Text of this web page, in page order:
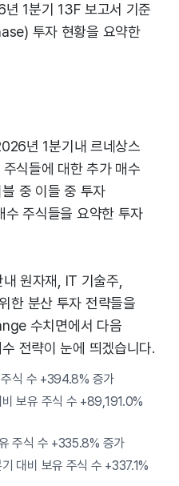
1분기 13F 보고서 기준
투자 현황을 요약한
년 1분기내 르네상스
식들에 대한 추가 매수
중 이들 중 투자
주식들을 요약한 투자
원자재, IT 기술주,
한 분산 투자 전략들을
수치면에서 다음
전략이 눈에 띄겠습니다.
식 수 +394.8% 증가
보유 주식 수 +89,191.0%
주식 수 +335.8% 증가
대비 보유 주식 수 +337.1%